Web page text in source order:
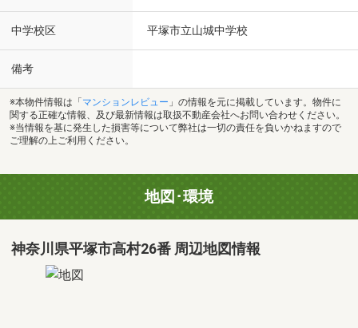
中学校区 平塚市立山城中学校
備考
※本物件情報は「 マンションレビュー 」の情報を元に掲載しています。物件に
関する正確な情報、及び最新情報は取扱不動産会社へお問い合わせください。
※当情報を基に発生した損害等について弊社は一切の責任を負いかねますので
ご理解の上ご利用ください。
地図･環境
神奈川県平塚市高村26番 周辺地図情報